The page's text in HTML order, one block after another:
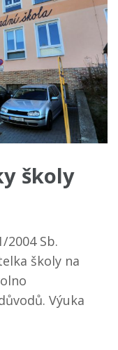
školy
2004 Sb.
školy na
Výuka